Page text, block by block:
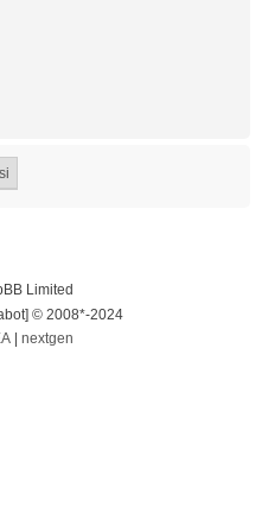
Limited
© 2008*-2024
nextgen